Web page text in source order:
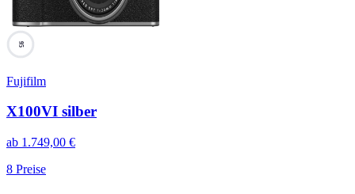
95
Fujifilm
X100VI silber
ab 1.749,00 €
8 Preise